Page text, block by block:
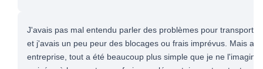
J'avais pas mal entendu parler des problèmes pour
et j'avais un peu peur des blocages ou frais imprévus. Mais
entreprise, tout a été beaucoup plus simple que je ne